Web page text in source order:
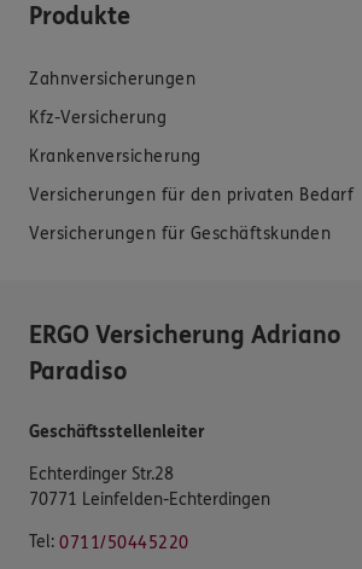
Produkte
Zahnversicherungen
Kfz-Versicherung
Krankenversicherung
Versicherungen für den privaten Bedarf
Versicherungen für Geschäftskunden
ERGO Versicherung Adriano
Paradiso
Geschäftsstellenleiter
Echterdinger Str.28
70771 Leinfelden-Echterdingen
Tel: 0711/50445220